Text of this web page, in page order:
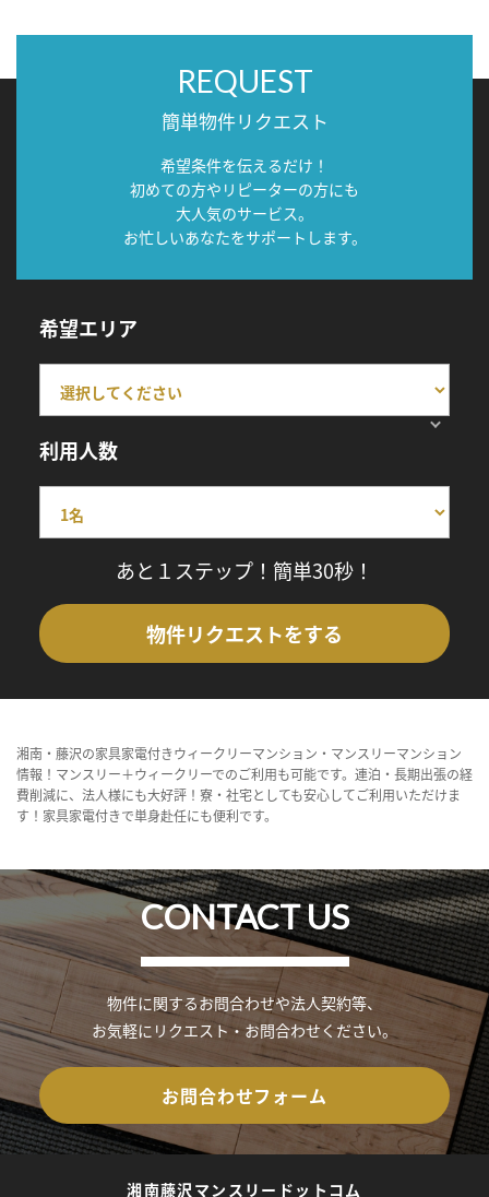
REQUEST
簡単物件リクエスト
希望条件を伝えるだけ！
初めての方やリピーターの方にも
大人気のサービス。
お忙しいあなたをサポートします。
希望エリア
利用人数
あと１ステップ！簡単30秒！
物件リクエストをする
湘南・藤沢の家具家電付きウィークリーマンション・マンスリーマンション
情報！マンスリー＋ウィークリーでのご利用も可能です。連泊・長期出張の経
費削減に、法人様にも大好評！寮・社宅としても安心してご利用いただけま
す！家具家電付きで単身赴任にも便利です。
CONTACT US
物件に関するお問合わせや法人契約等、
お気軽にリクエスト・お問合わせください。
お問合わせフォーム
湘南藤沢マンスリードットコム